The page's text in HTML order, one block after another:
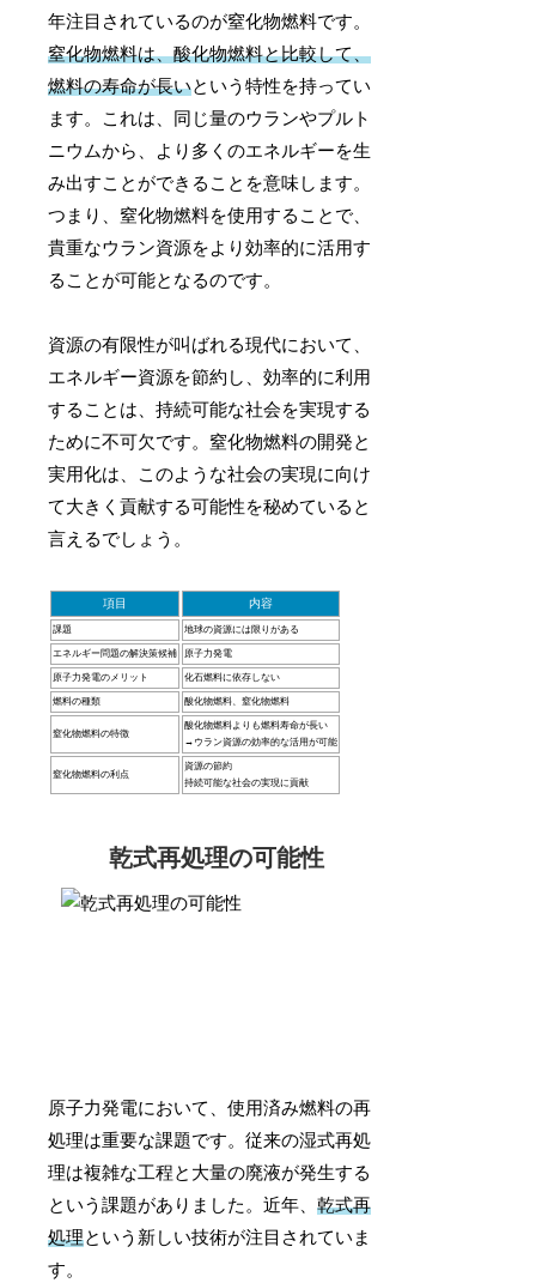
年注目されているのが窒化物燃料です。
窒化物燃料は、酸化物燃料と比較して、
燃料の寿命が長いという特性を持ってい
ます。これは、同じ量のウランやプルト
ニウムから、より多くのエネルギーを生
み出すことができることを意味します。
つまり、窒化物燃料を使用することで、
貴重なウラン資源をより効率的に活用す
ることが可能となるのです。
資源の有限性が叫ばれる現代において、
エネルギー資源を節約し、効率的に利用
することは、持続可能な社会を実現する
ために不可欠です。窒化物燃料の開発と
実用化は、このような社会の実現に向け
て大きく貢献する可能性を秘めていると
言えるでしょう。
項目 内容
課題 地球の資源には限りがある
エネルギー問題の解決策候補 原子力発電
原子力発電のメリット 化石燃料に依存しない
燃料の種類 酸化物燃料、窒化物燃料
窒化物燃料の特徴
酸化物燃料よりも燃料寿命が長い
→ウラン資源の効率的な活用が可能
窒化物燃料の利点
資源の節約
持続可能な社会の実現に貢献
乾式再処理の可能性
原子力発電において、使用済み燃料の再
処理は重要な課題です。従来の湿式再処
理は複雑な工程と大量の廃液が発生する
という課題がありました。近年、乾式再
処理という新しい技術が注目されていま
す。